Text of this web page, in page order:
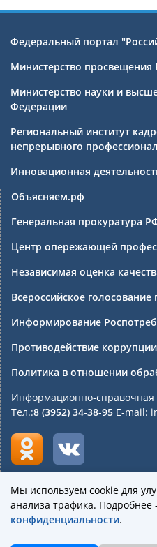
Федеральный портал
Министерство
Министерство науки и
Федерации
Региональный институт
непрерывного
Инновационная
Объясняем.рф
Генеральная прокуратура
Центр опережающей
Независимая оценка
Всероссийское
Информирование
Противодействие коррупции
Политика в отношении
Информационно-справочная
Тел.:8 (3952) 34-38-95 E-mail:
Государственное
Мы используем cookie для
анализа трафика.
конфиденциальности.